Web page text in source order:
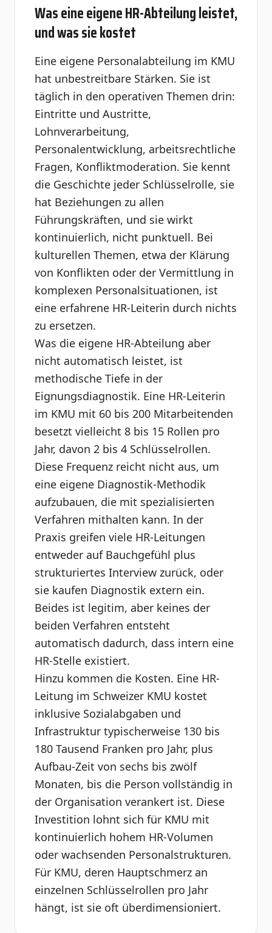
Was eine eigene HR-Abteilung leistet,
und was sie kostet
Eine eigene Personalabteilung im KMU
hat unbestreitbare Stärken. Sie ist
täglich in den operativen Themen drin:
Eintritte und Austritte,
Lohnverarbeitung,
Personalentwicklung, arbeitsrechtliche
Fragen, Konfliktmoderation. Sie kennt
die Geschichte jeder Schlüsselrolle, sie
hat Beziehungen zu allen
Führungskräften, und sie wirkt
kontinuierlich, nicht punktuell. Bei
kulturellen Themen, etwa der Klärung
von Konflikten oder der Vermittlung in
komplexen Personalsituationen, ist
eine erfahrene HR-Leiterin durch nichts
zu ersetzen.
Was die eigene HR-Abteilung aber
nicht automatisch leistet, ist
methodische Tiefe in der
Eignungsdiagnostik. Eine HR-Leiterin
im KMU mit 60 bis 200 Mitarbeitenden
besetzt vielleicht 8 bis 15 Rollen pro
Jahr, davon 2 bis 4 Schlüsselrollen.
Diese Frequenz reicht nicht aus, um
eine eigene Diagnostik-Methodik
aufzubauen, die mit spezialisierten
Verfahren mithalten kann. In der
Praxis greifen viele HR-Leitungen
entweder auf Bauchgefühl plus
strukturiertes Interview zurück, oder
sie kaufen Diagnostik extern ein.
Beides ist legitim, aber keines der
beiden Verfahren entsteht
automatisch dadurch, dass intern eine
HR-Stelle existiert.
Hinzu kommen die Kosten. Eine HR-
Leitung im Schweizer KMU kostet
inklusive Sozialabgaben und
Infrastruktur typischerweise 130 bis
180 Tausend Franken pro Jahr, plus
Aufbau-Zeit von sechs bis zwölf
Monaten, bis die Person vollständig in
der Organisation verankert ist. Diese
Investition lohnt sich für KMU mit
kontinuierlich hohem HR-Volumen
oder wachsenden Personalstrukturen.
Für KMU, deren Hauptschmerz an
einzelnen Schlüsselrollen pro Jahr
hängt, ist sie oft überdimensioniert.